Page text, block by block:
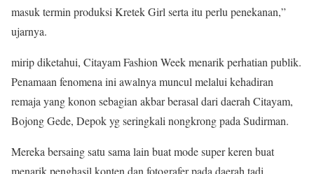
masuk termin produksi Kretek Girl serta itu perlu penekanan,”
ujarnya.
mirip diketahui, Citayam Fashion Week menarik perhatian publik.
Penamaan fenomena ini awalnya muncul melalui kehadiran
remaja yang konon sebagian akbar berasal dari daerah Citayam,
Bojong Gede, Depok yg seringkali nongkrong pada Sudirman.
Mereka bersaing satu sama lain buat mode super keren buat
menarik penghasil konten dan fotografer pada daerah tadi.